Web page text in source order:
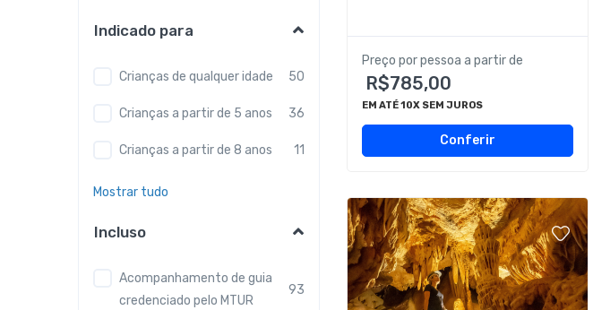
Indicado para
Crianças de qualquer idade 50
Crianças a partir de 5 anos 36
Crianças a partir de 8 anos 11
Mostrar tudo
Incluso
Acompanhamento de guia
credenciado pelo MTUR
93
Preço por pessoa a partir de
R$785,00
EM ATÉ 10X SEM JUROS
Conferir